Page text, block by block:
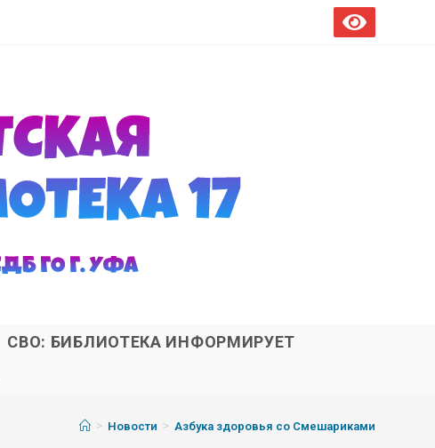
СВО: БИБЛИОТЕКА ИНФОРМИРУЕТ
> Новости > Азбука здоровья со Смешариками